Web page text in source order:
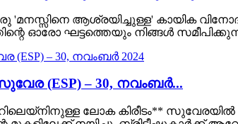
'മനസ്സിനെ ആശ്രയിച്ചുള്ള' കായിക
ഓരോ ഘട്ടത്തെയും നിങ്ങൾ
(ESP) – 30, നവംബർ...
ലോക കിരീടം**